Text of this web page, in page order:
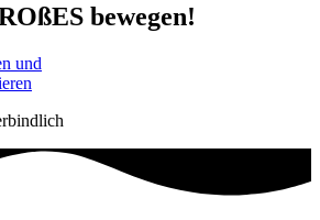
bewegen!
und